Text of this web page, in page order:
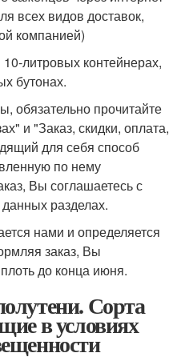
всех видов доставок,
компанией)
литровых контейнерах,
бутонах.
обязательно прочитайте
и "Заказ, скидки, оплата,
для себя способ
по нему
Вы соглашаетесь с
разделах.
нами и определяется
заказ, Вы
до конца июня.
Сорта
в условиях